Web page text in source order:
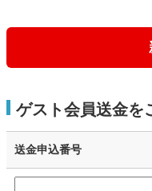
ゲスト会員送金を
送金申込番号